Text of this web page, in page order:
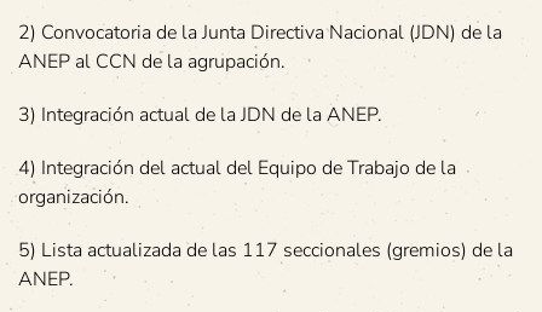
2) Convocatoria de la Junta Directiva Nacional (JDN) de la
ANEP al CCN de la agrupación.
3) Integración actual de la JDN de la ANEP.
4) Integración del actual del Equipo de Trabajo de la
organización.
5) Lista actualizada de las 117 seccionales (gremios) de la
ANEP.